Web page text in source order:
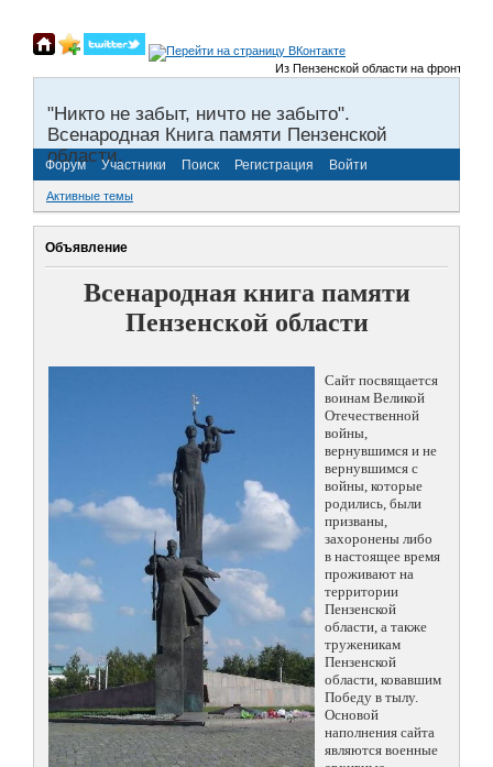
Из Пензенской области на фронты
"Никто не забыт, ничто не забыто".
Всенародная Книга памяти Пензенской
области.
Форум Участники Поиск Регистрация Войти
Активные темы
Объявление
Всенародная книга памяти
Пензенской области
Сайт посвящается
воинам Великой
Отечественной
войны,
вернувшимся и не
вернувшимся с
войны, которые
родились, были
призваны,
захоронены либо
в настоящее время
проживают на
территории
Пензенской
области, а также
труженикам
Пензенской
области, ковавшим
Победу в тылу.
Основой
наполнения сайта
являются военные